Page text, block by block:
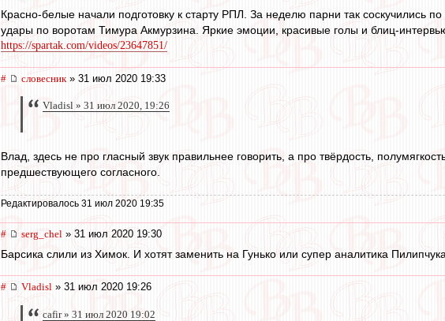
Красно-белые начали подготовку к старту РПЛ. За неделю парни так соскучились
удары по воротам Тимура Акмурзина. Яркие эмоции, красивые голы и блиц-
https://spartak.com/videos/23647851/
# словесник » 31 июл 2020 19:33
Vladisl » 31 июл 2020, 19:26
Влад, здесь не про гласный звук правильнее говорить, а про твёрдость,
предшествующего согласного.
Редактировалось 31 июл 2020 19:35
# serg_chel » 31 июл 2020 19:30
Барсика слили из Химок. И хотят заменить на Гунько или супер аналитика
# Vladisl » 31 июл 2020 19:26
cafir » 31 июл 2020 19:02